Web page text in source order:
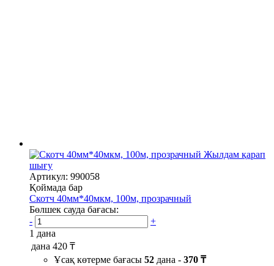
Жылдам қарап
шығу
Артикул: 990058
Қоймада бар
Скотч 40мм*40мкм, 100м, прозрачный
Бөлшек сауда бағасы:
-
+
1 дана
дана 420 ₸
Ұсақ көтерме бағасы 52 дана - 370 ₸